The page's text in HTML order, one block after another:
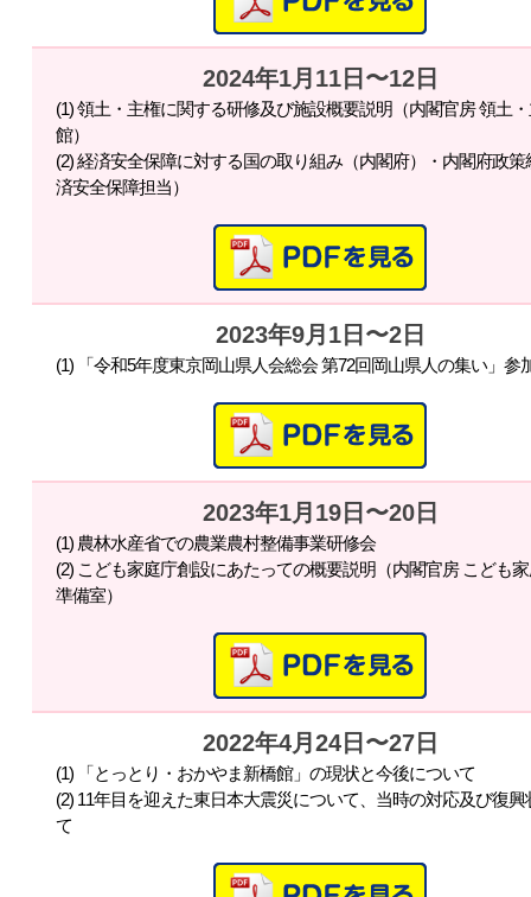
2024年1月11日〜12日
(1) 領土・主権に関する研修及び施設概要説明（内閣官房 領土
館）
(2) 経済安全保障に対する国の取り組み（内閣府）・内閣府政策
済安全保障担当）
2023年9月1日〜2日
(1) 「令和5年度東京岡山県人会総会 第72回岡山県人の集い」参
2023年1月19日〜20日
(1) 農林水産省での農業農村整備事業研修会
(2) こども家庭庁創設にあたっての概要説明（内閣官房 こども
準備室）
2022年4月24日〜27日
(1) 「とっとり・おかやま新橋館」の現状と今後について
(2) 11年目を迎えた東日本大震災について、当時の対応及び復興
て